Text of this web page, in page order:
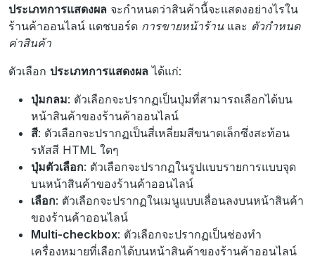
ประเภทการแสดงผล จะกำหนดว่าสินค้านี้จะแสดงอย่างไรใน
ร้านค้าออนไลน์ แดชบอร์ด การขายหน้าร้าน และ ตัวกำหนด
ค่าสินค้า
ตัวเลือก ประเภทการแสดงผล ได้แก่:
ปุ่มกลม: ตัวเลือกจะปรากฏเป็นปุ่มที่สามารถเลือกได้บน
หน้าสินค้าของร้านค้าออนไลน์
สี: ตัวเลือกจะปรากฏเป็นสี่เหลี่ยมสีขนาดเล็กซึ่งสะท้อน
รหัสสี HTML ใดๆ
ปุ่มตัวเลือก: ตัวเลือกจะปรากฏในรูปแบบรายการแบบจุด
บนหน้าสินค้าของร้านค้าออนไลน์
เลือก: ตัวเลือกจะปรากฏในเมนูแบบเลื่อนลงบนหน้าสินค้า
ของร้านค้าออนไลน์
Multi-checkbox: ตัวเลือกจะปรากฏเป็นช่องทำ
เครื่องหมายที่เลือกได้บนหน้าสินค้าของร้านค้าออนไลน์